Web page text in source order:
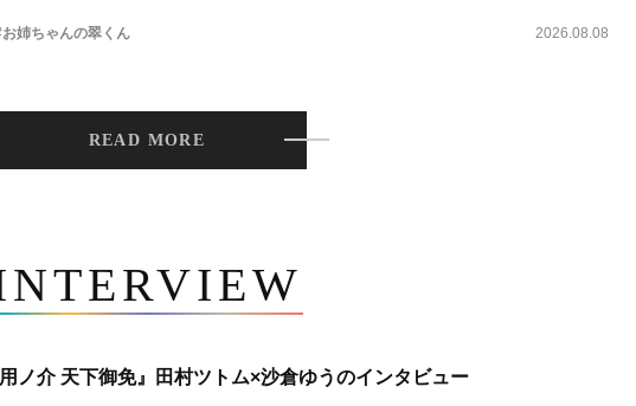
姉ちゃんの翠くん 2026.08.08
READ MORE
用ノ介 天下御免』田村ツトム×沙倉ゆうのインタビュー